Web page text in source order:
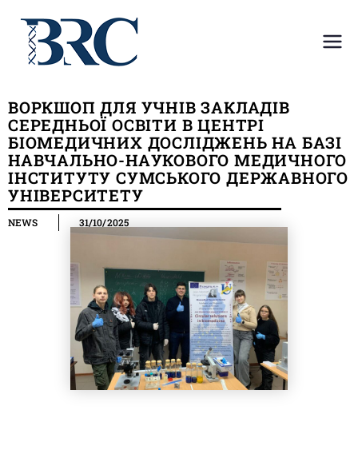
the
collective
use of
scientific
equipment
Center for the collective use
ВОРКШОП ДЛЯ УЧНІВ ЗАКЛАДІВ
СЕРЕДНЬОЇ ОСВІТИ В ЦЕНТРІ
БІОМЕДИЧНИХ ДОСЛІДЖЕНЬ НА БАЗІ
НАВЧАЛЬНО-НАУКОВОГО МЕДИЧНОГО
ІНСТИТУТУ СУМСЬКОГО ДЕРЖАВНОГО
УНІВЕРСИТЕТУ
NEWS 31/10/2025